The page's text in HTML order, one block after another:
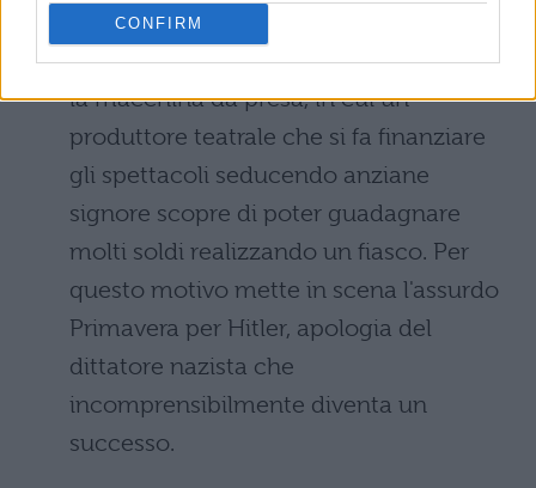
CONFIRM
(1968):terminiamo con questo folle
film di Mel Brooks, al suo esordio dietro
la macchina da presa, in cui un
produttore teatrale che si fa finanziare
gli spettacoli seducendo anziane
signore scopre di poter guadagnare
molti soldi realizzando un fiasco. Per
questo motivo mette in scena l'assurdo
Primavera per Hitler, apologia del
dittatore nazista che
incomprensibilmente diventa un
successo.